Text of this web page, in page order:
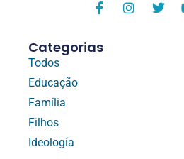
Categorias
Todos
Educação
Família
Filhos
Ideología